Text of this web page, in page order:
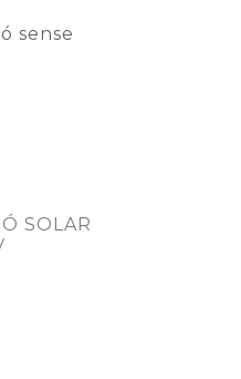
sense
SOLAR